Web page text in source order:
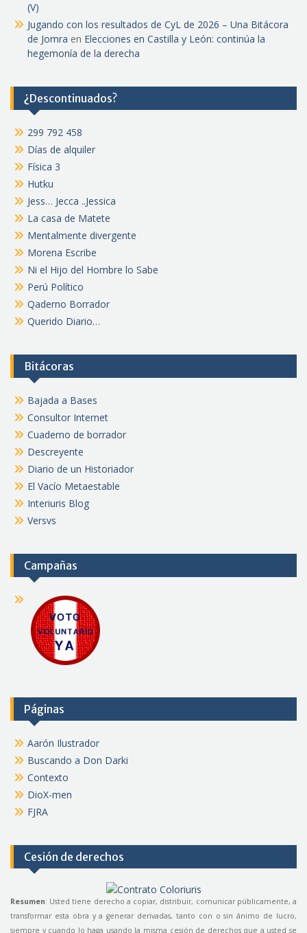
(V)
Jugando con los resultados de CyL de 2026 – Una Bitácora
de Jomra en Elecciones en Castilla y León: continúa la
hegemonía de la derecha
¿Descontinuados?
299 792 458
Días de alquiler
Física 3
Hutku
Jess… Jecca ..Jessica
La casa de Matete
Mentalmente divergente
Morena Escribe
Ni el Hijo del Hombre lo Sabe
Perú Político
Qaderno Borrador
Querido Diario…
Bitácoras
Bajada a Bases
Consultor Internet
Cuaderno de borrador
Descreyente
Diario de un Historiador
El Vacío Metaestable
Interiuris Blog
Versvs
Campañas
Páginas
Aarón Ilustrador
Buscando a Don Darki
Contexto
DioX-men
FJRA
Cesión de derechos
Resumen: Usted tiene derecho a copiar, distribuir, comunicar públicamente, a
transformar esta obra y a generar derivadas, tanto con o sin ánimo de lucro,
siempre y cuando lo haga usando la misma cesión de derechos que a usted se